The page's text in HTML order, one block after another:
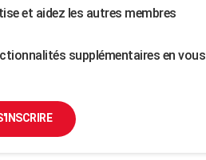
et aidez les autres membres
supplémentaires en vous